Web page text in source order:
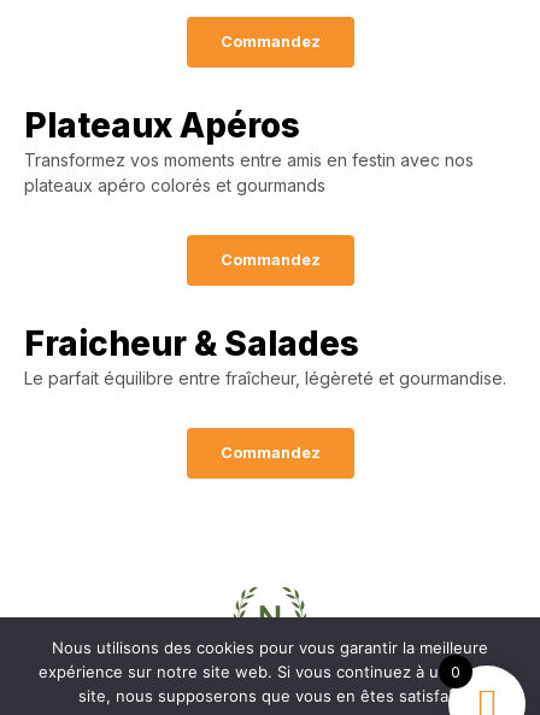
Commandez
Plateaux Apéros
Transformez vos moments entre amis en festin avec nos
plateaux apéro colorés et gourmands
Commandez
Fraicheur & Salades
Le parfait équilibre entre fraîcheur, légèreté et gourmandise.
Commandez
Love Nature by Tyler Moore
0
Nous utilisons des cookies pour vous garantir la meilleure
expérience sur notre site web. Si vous continuez à utiliser ce
site, nous supposerons que vous en êtes satisfait.